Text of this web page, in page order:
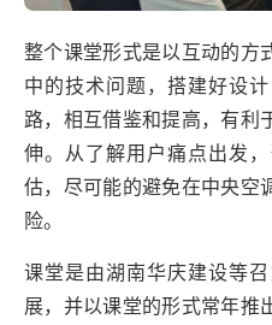
整个课堂形式是以互动的方
中的技术问题，搭建好设
路，相互借鉴和提高，有利
伸。从了解用户痛点出发
估，尽可能的避免在中央空
险。
课堂是由湖南华庆建设等
展，并以课堂的形式常年推